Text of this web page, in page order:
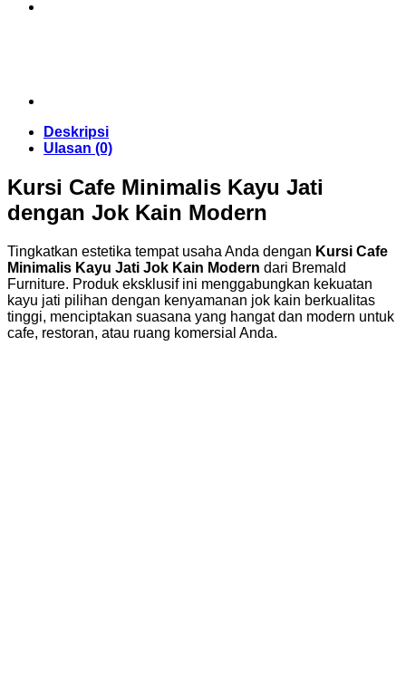
Deskripsi
Ulasan (0)
Kursi Cafe Minimalis Kayu Jati
dengan Jok Kain Modern
Tingkatkan estetika tempat usaha Anda dengan Kursi Cafe
Minimalis Kayu Jati Jok Kain Modern dari Bremald
Furniture. Produk eksklusif ini menggabungkan kekuatan
kayu jati pilihan dengan kenyamanan jok kain berkualitas
tinggi, menciptakan suasana yang hangat dan modern untuk
cafe, restoran, atau ruang komersial Anda.